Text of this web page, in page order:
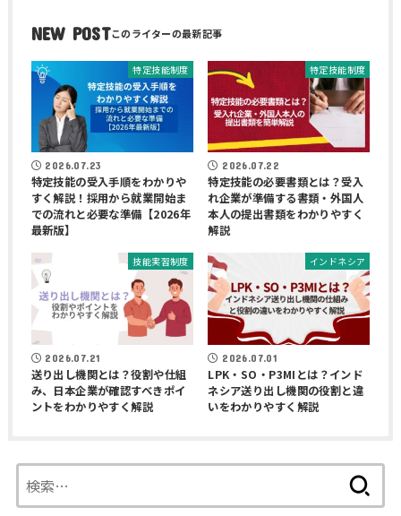
NEW POST
特定技能制度
2026.07.23
特定技能の受入手順をわかりや
すく解説！採用から就業開始ま
での流れと必要な準備【2026年
最新版】
特定技能制度
2026.07.22
特定技能の必要書類とは？受入
れ企業が準備する書類・外国人
本人の提出書類をわかりやすく
解説
技能実習制度
2026.07.21
送り出し機関とは？役割や仕組
み、日本企業が確認すべきポイ
ントをわかりやすく解説
インドネシア
2026.07.01
LPK・SO・P3MIとは？インド
ネシア送り出し機関の役割と違
いをわかりやすく解説
索: